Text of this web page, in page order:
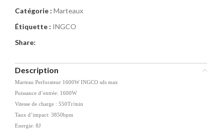
Catégorie : Marteaux
Étiquette : INGCO
Share:
Description
Marteau Perforateur 1600W INGCO sds max
Puissance d’entrée: 1600W
Vitesse de charge : 550Tr/min
Taux d’impact: 3850bpm
Energie: 8J